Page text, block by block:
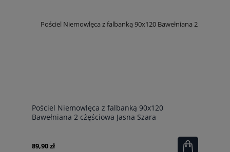
Pościel Niemowlęca z falbanką 90x120
Bawełniana 2 cżęściowa Jasna Szara
89,90 zł